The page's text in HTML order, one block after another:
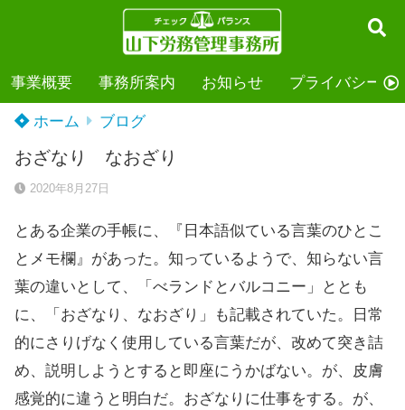
事業概要 事務所案内 お知らせ プライバシーポ
ホーム ブログ
おざなり なおざり
2020年8月27日
とある企業の手帳に、『日本語似ている言葉のひとこ
とメモ欄』があった。知っているようで、知らない言
葉の違いとして、「べランドとバルコニー」ととも
に、「おざなり、なおざり」も記載されていた。日常
的にさりげなく使用している言葉だが、改めて突き詰
め、説明しようとすると即座にうかばない。が、皮膚
感覚的に違うと明白だ。おざなりに仕事をする。が、